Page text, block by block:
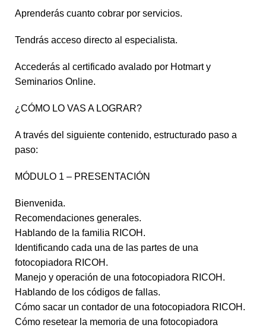
Aprenderás cuanto cobrar por servicios.
Tendrás acceso directo al especialista.
Accederás al certificado avalado por Hotmart y
Seminarios Online.
¿CÓMO LO VAS A LOGRAR?
A través del siguiente contenido, estructurado paso a
paso:
MÓDULO 1 – PRESENTACIÓN
Bienvenida.
Recomendaciones generales.
Hablando de la familia RICOH.
Identificando cada una de las partes de una
fotocopiadora RICOH.
Manejo y operación de una fotocopiadora RICOH.
Hablando de los códigos de fallas.
Cómo sacar un contador de una fotocopiadora RICOH.
Cómo resetear la memoria de una fotocopiadora